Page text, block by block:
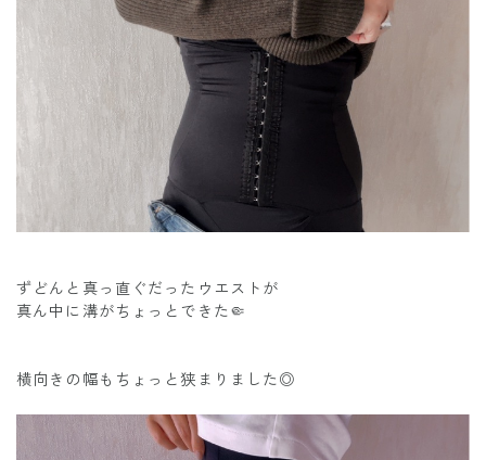
ずどんと真っ直ぐだったウエストが
真ん中に溝がちょっとできた🤏
横向きの幅もちょっと狭まりました◎